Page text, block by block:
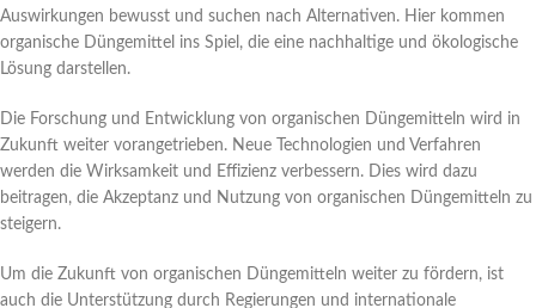
Auswirkungen bewusst und suchen nach Alternativen. Hier kommen
organische Düngemittel ins Spiel, die eine nachhaltige und ökologische
Lösung darstellen.
Die Forschung und Entwicklung von organischen Düngemitteln wird in
Zukunft weiter vorangetrieben. Neue Technologien und Verfahren
werden die Wirksamkeit und Effizienz verbessern. Dies wird dazu
beitragen, die Akzeptanz und Nutzung von organischen Düngemitteln zu
steigern.
Um die Zukunft von organischen Düngemitteln weiter zu fördern, ist
auch die Unterstützung durch Regierungen und internationale